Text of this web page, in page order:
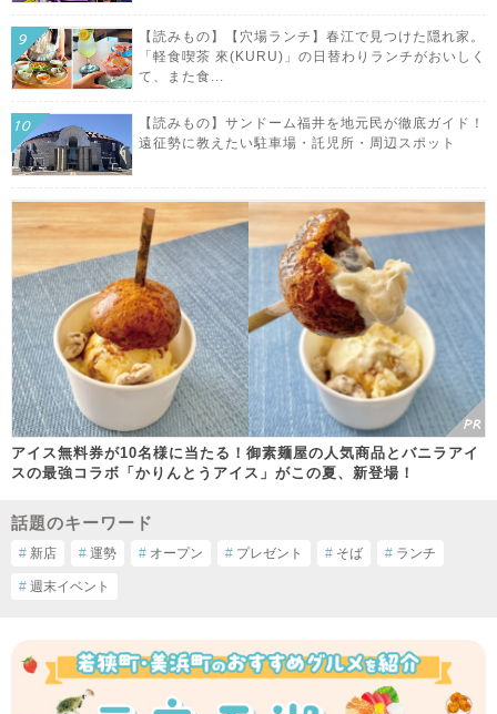
【読みもの】【穴場ランチ】春江で見つけた隠れ家。
「軽食喫茶 來(KURU)」の日替わりランチがおいしく
て、また食...
【読みもの】サンドーム福井を地元民が徹底ガイド！
遠征勢に教えたい駐車場・託児所・周辺スポット
アイス無料券が10名様に当たる！御素麺屋の人気商品とバニラアイ
スの最強コラボ「かりんとうアイス」がこの夏、新登場！
話題のキーワード
# 新店 # 運勢 # オープン # プレゼント # そば # ランチ
# 週末イベント